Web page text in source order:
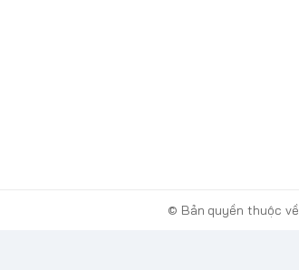
© Bản quyền thuộc về